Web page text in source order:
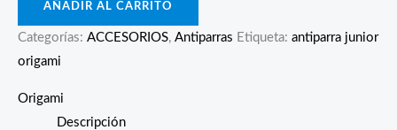
AÑADIR AL CARRITO
Categorías: ACCESORIOS, Antiparras Etiqueta: antiparra junior
origami
Origami
Descripción